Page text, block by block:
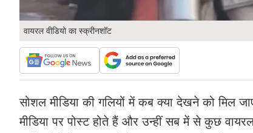
वायरल वीडियो का स्क्रीनशॉट
सोशल मीडिया की गलियों में कब क्या देखने को मिल
मीडिया पर पोस्ट होते हैं और उन्हीं सब में से कुछ